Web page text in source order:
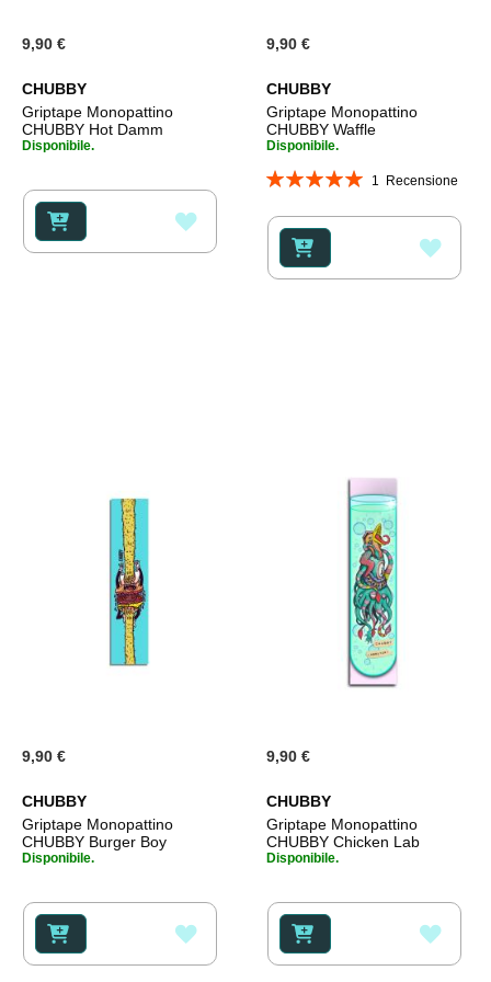
9,90 €
CHUBBY
Griptape Monopattino
CHUBBY Hot Damm
Disponibile.
AGGIUNGI
ALLA
9,90 €
CHUBBY
Griptape Monopattino
CHUBBY Waffle
Disponibile.
Valutazione:
1 Recensione
ALLA
9,90 €
CHUBBY
Griptape Monopattino
CHUBBY Burger Boy
Disponibile.
ALLA
9,90 €
CHUBBY
Griptape Monopattino
CHUBBY Chicken Lab
Disponibile.
ALLA